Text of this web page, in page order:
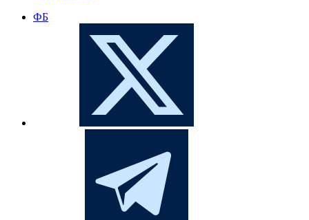
ФБ